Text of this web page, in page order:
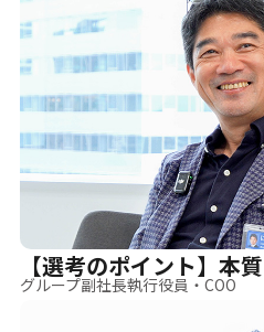
【選考のポイント】本
グループ副社長執行役員・COO